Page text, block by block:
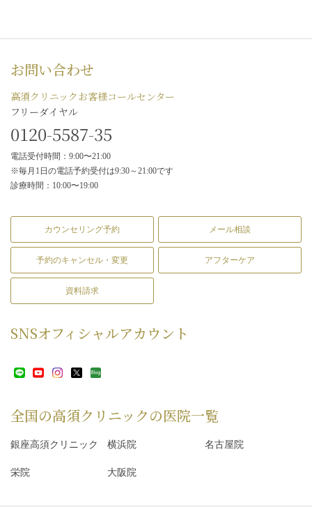
お問い合わせ
高須クリニックお客様コールセンター
フリーダイヤル
0120-5587-35
電話受付時間：9:00〜21:00
※毎月1日の電話予約受付は9:30～21:00です
診療時間：10:00〜19:00
カウンセリング予約 メール相談
予約のキャンセル・変更 アフターケア
資料請求
SNSオフィシャルアカウント
全国の高須クリニックの医院一覧
銀座高須クリニック 横浜院 名古屋院
栄院 大阪院